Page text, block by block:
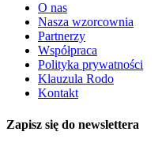
O nas
Nasza wzorcownia
Partnerzy
Współpraca
Polityka prywatności
Klauzula Rodo
Kontakt
Zapisz się do newslettera